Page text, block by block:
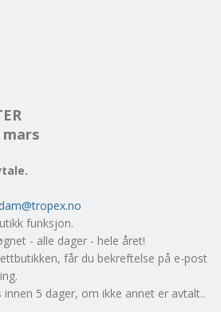
mars
funksjon.
- alle dager - hele året!
får du bekreftelse på e-post
5 dager, om ikke annet er avtalt..